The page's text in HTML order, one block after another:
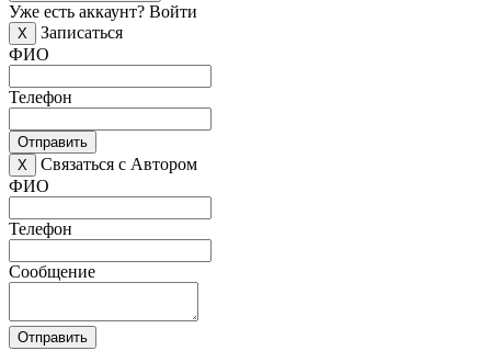
Уже есть аккаунт? Войти
X
Записаться
ФИО
Телефон
Отправить
X
Связаться с Автором
ФИО
Телефон
Сообщение
Отправить